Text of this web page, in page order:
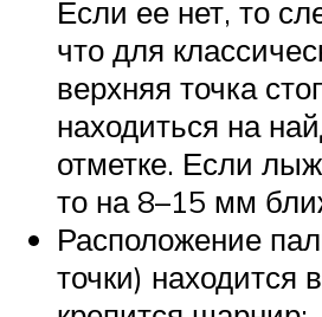
Если ее нет, то
что для
верхняя точка
находиться на
отметке. Если
то на 8–15 мм
Расположение
точки) находится